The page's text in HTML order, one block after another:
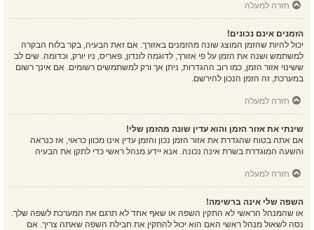
חזרה למעלה
הזמנים אינם נכונים!
יכול להיות שהזמן המוצג שונה מהזמנים באזורך. אם זאת הבעיה, בקר בלוח הבקרה
למשתמש ושנה את הזמן על פי אזורך, לדוגמה לונדון, פאריס, ניו יורק, וכדומה. שים לב
ששינוי אזור הזמן, כמו רוב ההגדרות, ניתן אך ורק למשתמשים רשומים. אם אינך רשום
במערכת, זה הזמן הנכון להירשם.
חזרה למעלה
שינתי את אזור הזמן והוא עדין שונה מהזמן שלי!
אם אתה בטוח שהגדרת את אזור הזמן נכון והזמן עדין אינו מכוון כראוי, אז כנראה
והשעה המוגדרת בשרת אינה נכונה. אנא יידע מנהל ראשי כדי לתקן את הבעיה
חזרה למעלה
השפה שלי אינה ברשימה!
או שהמנהל הראשי לא התקין השפה או שאף אחד לא תרגם את המערכת לשפה שלך.
נסה לשאול מנהל ראשי האם הוא יכול להתקין את חבילת השפה שאתה צריך. אם